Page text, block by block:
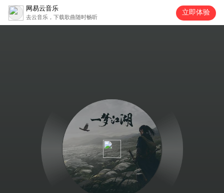
网易云音乐
去云音乐，下载歌曲随时畅听
立即体验